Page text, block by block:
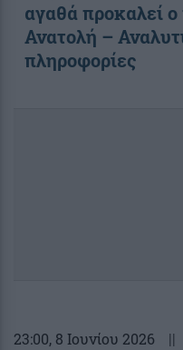
αγαθά προκαλεί
Ανατολή –
πληροφορίες
23:00, 8 Ιουνίου 2026 ||